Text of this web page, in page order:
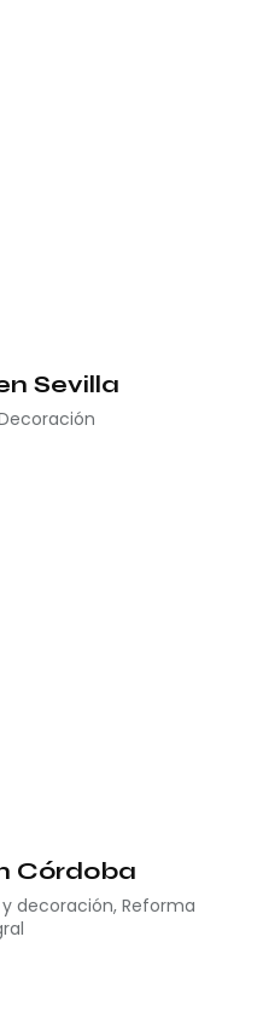
Sevilla
Córdoba
decoración, Reforma